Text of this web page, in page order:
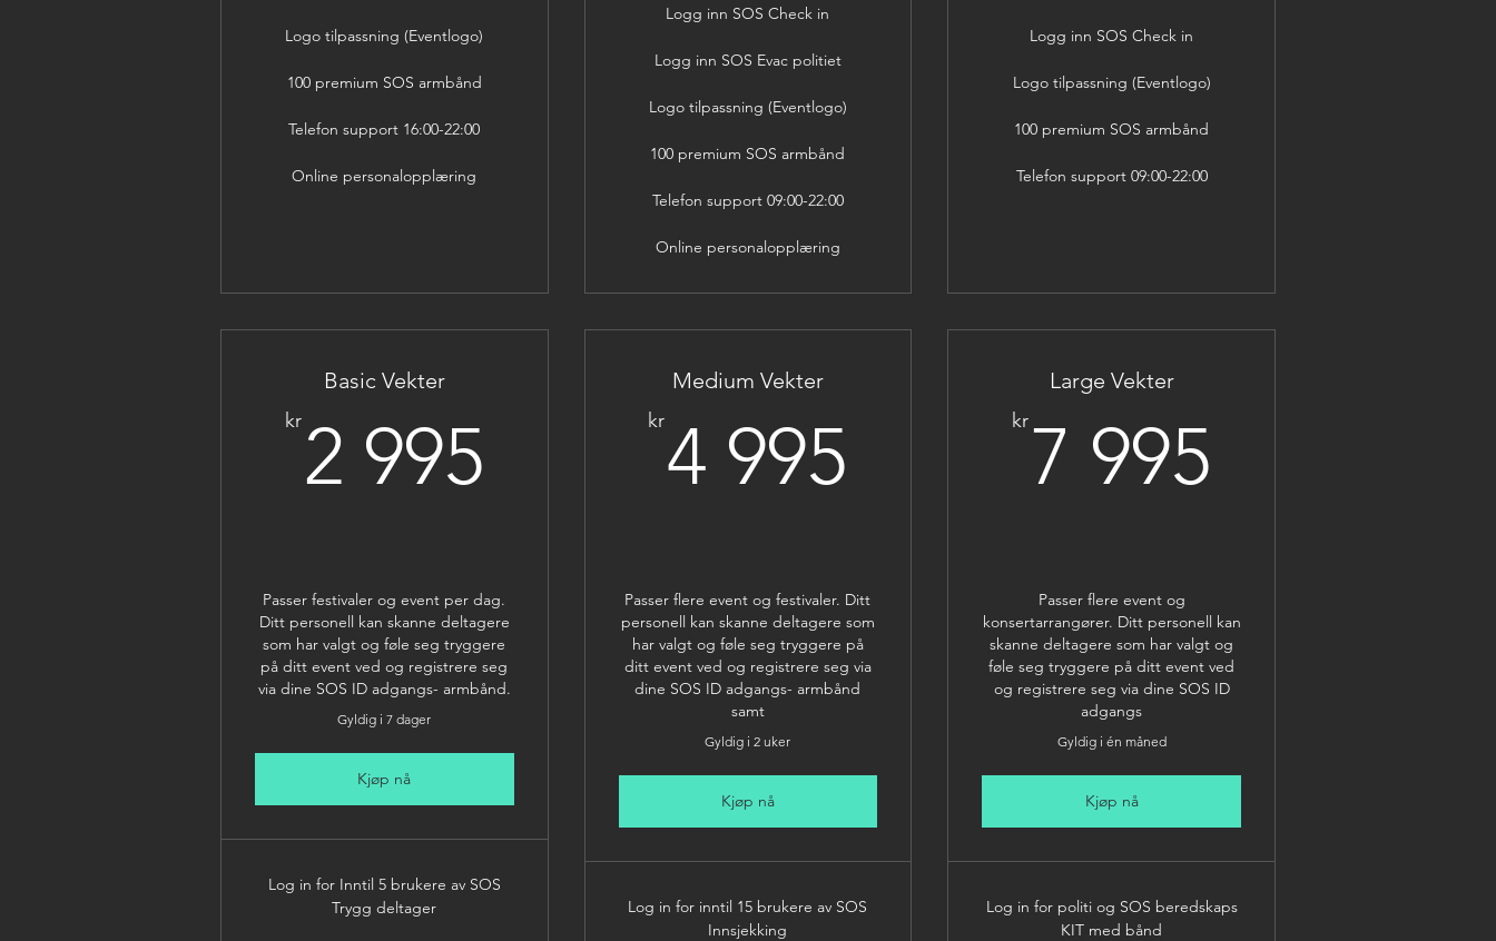
Logo tilpassning (Eventlogo)
100 premium SOS armbånd
Telefon support 16:00-22:00
Online personalopplæring
Logg inn SOS Check in
Logg inn SOS Evac politiet
Logo tilpassning (Eventlogo)
100 premium SOS armbånd
Telefon support 09:00-22:00
Online personalopplæring
Logg inn SOS Check in
Logo tilpassning (Eventlogo)
100 premium SOS armbånd
Telefon support 09:00-22:00
Basic Vekter
kr2 995 2 995kr
Passer festivaler og event per dag.
Ditt personell kan skanne deltagere
som har valgt og føle seg tryggere
på ditt event ved og registrere seg
via dine SOS ID adgangs- armbånd.
Gyldig i 7 dager
Kjøp nå
Log in for Inntil 5 brukere av SOS
Trygg deltager
Medium Vekter
kr4 995 4 995kr
Passer flere event og festivaler. Ditt
personell kan skanne deltagere som
har valgt og føle seg tryggere på
ditt event ved og registrere seg via
dine SOS ID adgangs- armbånd
samt
Gyldig i 2 uker
Kjøp nå
Log in for inntil 15 brukere av SOS
Innsjekking
Large Vekter
kr7 995
Passer flere event og
konsertarrangører. Ditt personell kan
skanne deltagere som har valgt og
føle seg tryggere på ditt event ved
og registrere seg via dine SOS ID
adgangs
Gyldig i én måned
Kjøp nå
Log in for politi og SOS beredskaps
KIT med bånd